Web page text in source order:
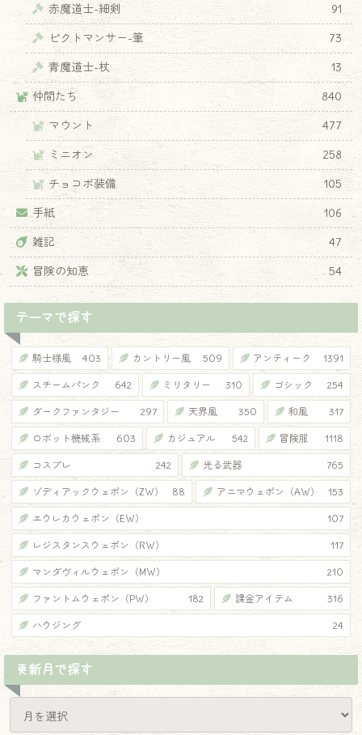
赤魔道士-細剣
91
ピクトマンサー-筆
73
青魔道士-杖
13
仲間たち
840
マウント
477
ミニオン
258
チョコボ装備
105
手紙
106
雑記
47
冒険の知恵
54
テーマで探す
騎士様風 403 カントリー風 509 アンティーク 1391
スチームパンク 642 ミリタリー 310 ゴシック 254
ダークファンタジー 297 天界風 350 和風 317
ロボット機械系 603 カジュアル 542 冒険服 1118
コスプレ 242 光る武器 765
ゾディアックウェポン（ZW） 88 アニマウェポン（AW） 153
エウレカウェポン（EW） 107
レジスタンスウェポン（RW） 117
マンダヴィルウェポン（MW） 210
ファントムウェポン（PW） 182 課金アイテム 316
ハウジング 24
更新月で探す